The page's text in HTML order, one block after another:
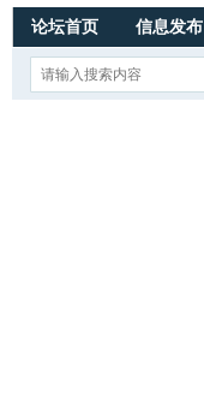
论坛首页 信息发布